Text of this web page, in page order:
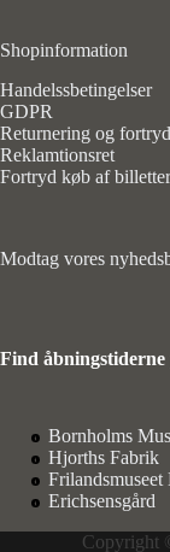
Shopinformation
Handelssbetingelser
GDPR
Returnering og
Reklamtionsret
Fortryd køb af billetter
Modtag vores
Find åbningstiderne
Bornholms
Hjorths Fabrik
Frilandsmuseet
Erichsensgård
Copyright